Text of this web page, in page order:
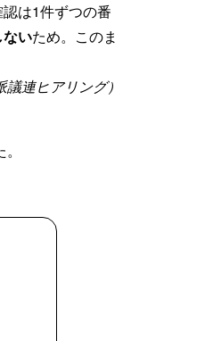
は1件ずつの番
いため。このま
連ヒアリング）